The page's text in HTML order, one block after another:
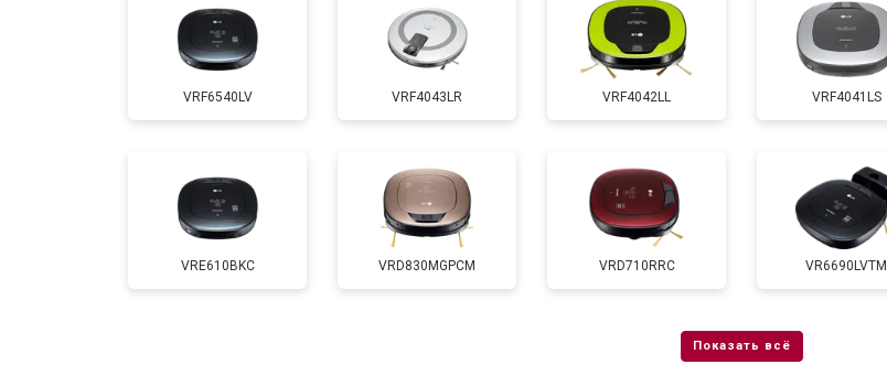
VRF6540LV VRF4043LR VRF4042LL VRF4041LS
VRE610BKC VRD830MGPCM VRD710RRC VR6690LVTM